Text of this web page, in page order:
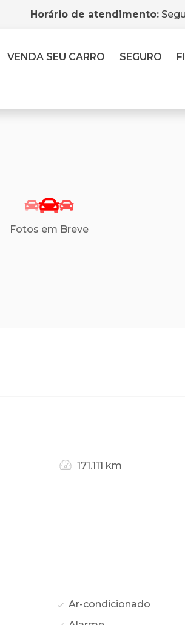
Horário de atendimento:
VENDA SEU CARRO SEGURO
Fotos em Breve
171.111 km
Ar-condicionado